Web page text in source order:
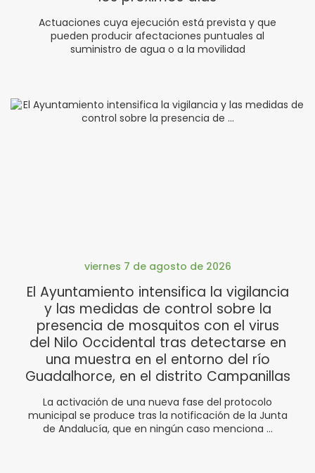
Actuaciones cuya ejecución está prevista y que
pueden producir afectaciones puntuales al
suministro de agua o a la movilidad
viernes 7 de agosto de 2026
El Ayuntamiento intensifica la vigilancia
y las medidas de control sobre la
presencia de mosquitos con el virus
del Nilo Occidental tras detectarse en
una muestra en el entorno del río
Guadalhorce, en el distrito Campanillas
La activación de una nueva fase del protocolo
municipal se produce tras la notificación de la Junta
de Andalucía, que en ningún caso menciona ...